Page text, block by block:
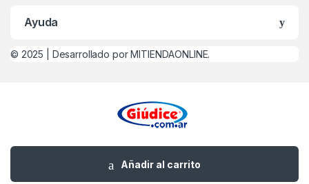
Añadir al carrito
Ayuda
© 2025 | Desarrollado por MITIENDAONLINE.
0221-479-4747